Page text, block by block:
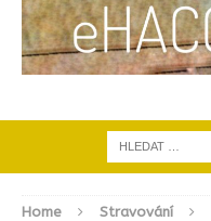
Home Stravování